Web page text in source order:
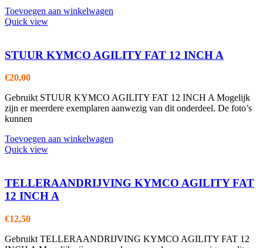
Toevoegen aan winkelwagen
Quick view
STUUR KYMCO AGILITY FAT 12 INCH A
€20,00
Gebruikt STUUR KYMCO AGILITY FAT 12 INCH A Mogelijk
zijn er meerdere exemplaren aanwezig van dit onderdeel. De foto’s
kunnen
Toevoegen aan winkelwagen
Quick view
TELLERAANDRIJVING KYMCO AGILITY FAT
12 INCH A
€12,50
Gebruikt TELLERAANDRIJVING KYMCO AGILITY FAT 12